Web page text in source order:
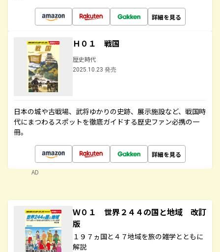
詳細を見る
Ｈ０１ 戦国
歴史時代
2025.10.23 発売
日本の城や古戦場、武将ゆかりの史跡、展示施設など、戦国時
代にまつわるスポットを徹底ガイドする歴史ファン必携の一
冊。
詳細を見る
AD
Ｗ０１ 世界２４４の国と地域 改訂
版
１９７ヵ国と４７地域を旅の雑学とともに
解説